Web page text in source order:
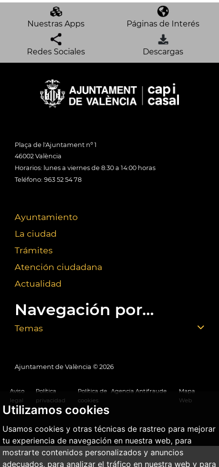
Utilizamos cookies
Usamos cookies y otras técnicas de rastreo para mejorar
tu experiencia de navegación en nuestra web, para
mostrarte contenidos personalizados y anuncios
adecuados, para analizar el tráfico en nuestra web y para
Nuestras Apps Páginas de Interés
Redes Sociales Descargas
Plaça de l'Ajuntament nº 1
46002 València
Horarios: lunes a viernes de 8:30 a 14:00 horas
Teléfono: 963 52 54 78
Ayuntamiento
La ciudad
Trámites
Atención ciudadana
Actualidad
Navegación por...
Temas
Ajuntament de València © 2026
Aviso
legal
Política
privacidad
Política de
cookies
Agencia Antifraude
Mapa
Web